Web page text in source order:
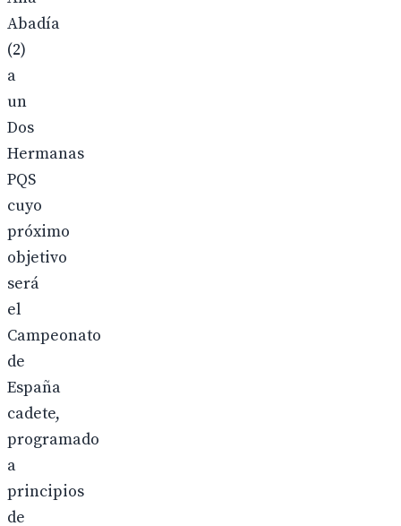
Abadía
(2)
a
un
Dos
Hermanas
PQS
cuyo
próximo
objetivo
será
el
Campeonato
de
España
cadete,
programado
a
principios
de